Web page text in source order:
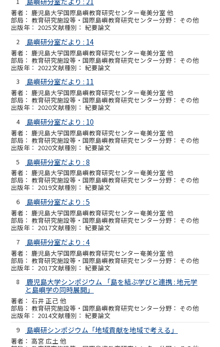
鹿児島大学国際島嶼教育研究センター奄美分室 他
教育研究施設等・国際島嶼教育研究センター その他
2025
紀要論文
2
島嶼研分室だより : 14
鹿児島大学国際島嶼教育研究センター奄美分室 他
教育研究施設等・国際島嶼教育研究センター その他
2022
紀要論文
3
島嶼研分室だより : 11
鹿児島大学国際島嶼教育研究センター奄美分室 他
教育研究施設等・国際島嶼教育研究センター その他
2020
紀要論文
4
島嶼研分室だより : 10
鹿児島大学国際島嶼教育研究センター奄美分室 他
教育研究施設等・国際島嶼教育研究センター その他
2020
紀要論文
5
島嶼研分室だより : 8
鹿児島大学国際島嶼教育研究センター奄美分室 他
教育研究施設等・国際島嶼教育研究センター その他
2019
紀要論文
6
島嶼研分室だより : 5
鹿児島大学国際島嶼教育研究センター奄美分室 他
教育研究施設等・国際島嶼教育研究センター その他
2017
紀要論文
7
島嶼研分室だより : 4
鹿児島大学国際島嶼教育研究センター奄美分室 他
教育研究施設等・国際島嶼教育研究センター その他
2017
紀要論文
8
鹿児島大学シンポジウム 「島を結ぶ学びと連携 : 地元学
と島嶼学の同時展開」
石井 正己 他
教育研究施設等・国際島嶼教育研究センター その他
2014
紀要論文
9
島嶼研シンポジウム「地域貢献を地域で考える」
高宮 広土 他